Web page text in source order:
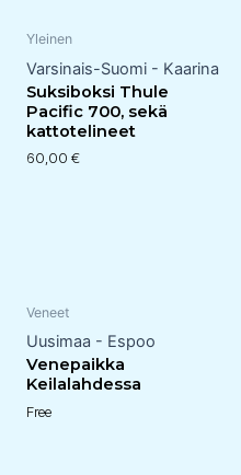
Yleinen
Varsinais-Suomi - Kaarina
Suksiboksi Thule
Pacific 700, sekä
kattotelineet
60,00 €
Veneet
Uusimaa - Espoo
Venepaikka
Keilalahdessa
Free